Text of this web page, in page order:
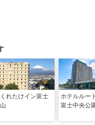
くれたけイン富士
山
ホテルルー
富士中央公